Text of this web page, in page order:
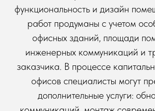
функциональность и дизайн
работ продуманы с учетом
офисных зданий, площади
инженерных коммуникаций и
заказчика. В процессе
офисов специалисты могут
дополнительные услуги: